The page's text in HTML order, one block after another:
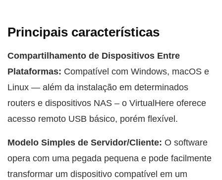
Principais características
Compartilhamento de Dispositivos Entre
Plataformas: Compatível com Windows, macOS e
Linux — além da instalação em determinados
routers e dispositivos NAS – o VirtualHere oferece
acesso remoto USB básico, porém flexível.
Modelo Simples de Servidor/Cliente: O software
opera com uma pegada pequena e pode facilmente
transformar um dispositivo compatível em um